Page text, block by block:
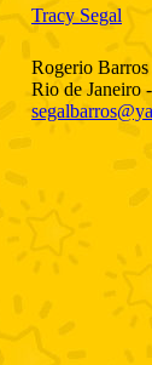
Tracy Segal
Rogerio Barros
Rio de Janeiro